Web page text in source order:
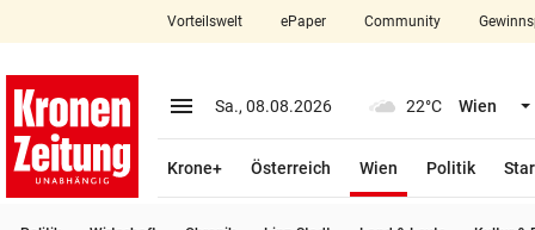
closeSchließen
account_circle Anmelden
arrow_right
Vorteilswelt ePaper Community
menu Menü aufklappen
Sa., 08.08.2026 22°C Wien
Krone+ Österreich Wien
Politik